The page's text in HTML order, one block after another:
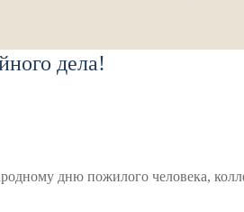
дела!
дню пожилого человека,